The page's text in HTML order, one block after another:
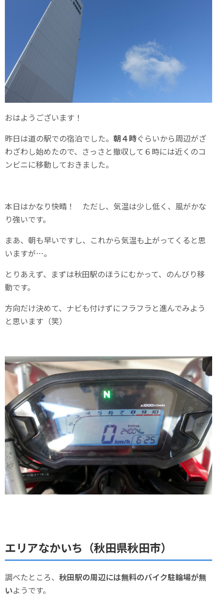
おはようございます！
昨日は道の駅での宿泊でした。 朝４時ぐらいから周辺がざ
わざわし始めたので、さっさと撤収して６時には近くのコ
ンビニに移動しておきました。
本日はかなり快晴！ ただし、気温は少し低く、風がかな
り強いです。
まあ、朝も早いですし、これから気温も上がってくると思
いますが…。
とりあえず、まずは秋田駅のほうにむかって、のんびり移
動です。
方向だけ決めて、ナビも付けずにフラフラと進んでみよう
と思います（笑）
エリアなかいち（秋田県秋田市）
調べたところ、 秋田駅の周辺には無料のバイク駐輪場が無
いようです。